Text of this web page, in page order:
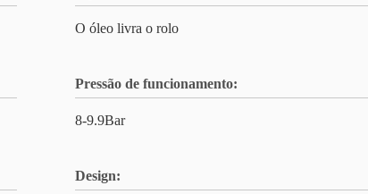
O óleo livra o rolo
Pressão de funcionamento:
8-9.9Bar
Design: